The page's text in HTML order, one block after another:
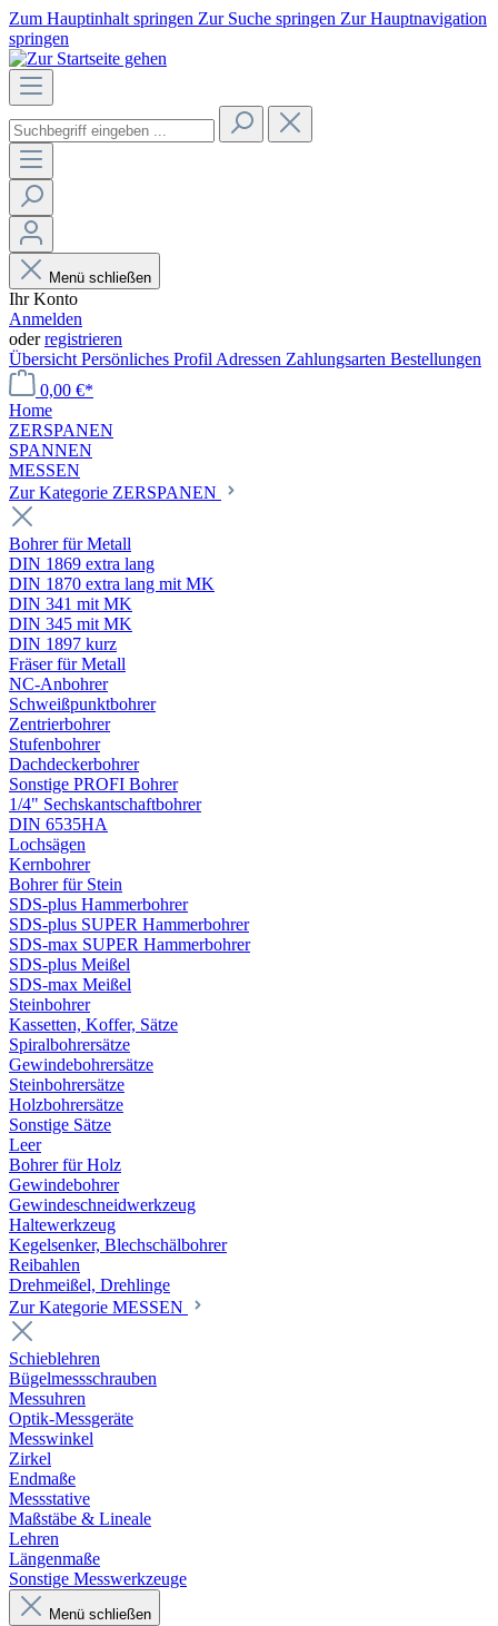
Zum Hauptinhalt springen Zur Suche springen Zur Hauptnavigation
springen
Menü schließen
Ihr Konto
Anmelden
oderregistrieren
Übersicht Persönliches Profil Adressen Zahlungsarten Bestellungen
0,00 €*
Home
ZERSPANEN
SPANNEN
MESSEN
Zur Kategorie ZERSPANEN
Bohrer für Metall
DIN 1869 extra lang
DIN 1870 extra lang mit MK
DIN 341 mit MK
DIN 345 mit MK
DIN 1897 kurz
Fräser für Metall
NC-Anbohrer
Schweißpunktbohrer
Zentrierbohrer
Stufenbohrer
Dachdeckerbohrer
Sonstige PROFI Bohrer
1/4" Sechskantschaftbohrer
DIN 6535HA
Lochsägen
Kernbohrer
Bohrer für Stein
SDS-plus Hammerbohrer
SDS-plus SUPER Hammerbohrer
SDS-max SUPER Hammerbohrer
SDS-plus Meißel
SDS-max Meißel
Steinbohrer
Kassetten, Koffer, Sätze
Spiralbohrersätze
Gewindebohrersätze
Steinbohrersätze
Holzbohrersätze
Sonstige Sätze
Leer
Bohrer für Holz
Gewindebohrer
Gewindeschneidwerkzeug
Haltewerkzeug
Kegelsenker, Blechschälbohrer
Reibahlen
Drehmeißel, Drehlinge
Zur Kategorie MESSEN
Schieblehren
Bügelmessschrauben
Messuhren
Optik-Messgeräte
Messwinkel
Zirkel
Endmaße
Messstative
Maßstäbe & Lineale
Lehren
Längenmaße
Sonstige Messwerkzeuge
Menü schließen